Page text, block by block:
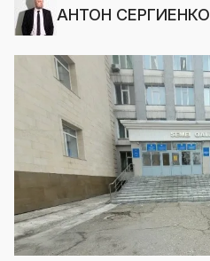
АНТОН СЕРГИЕНКО